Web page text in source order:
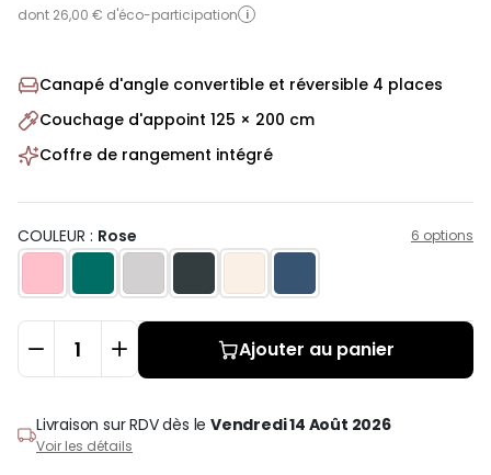
dont 26,00 € d'éco-participation i
Canapé d'angle convertible et réversible 4 places
Couchage d'appoint 125 × 200 cm
Coffre de rangement intégré
COULEUR : Rose 6 options
Ajouter au panier
Livraison sur RDVdès leVendredi 14 Août 2026
Voir les détails